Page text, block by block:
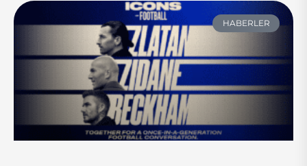
HABERLER